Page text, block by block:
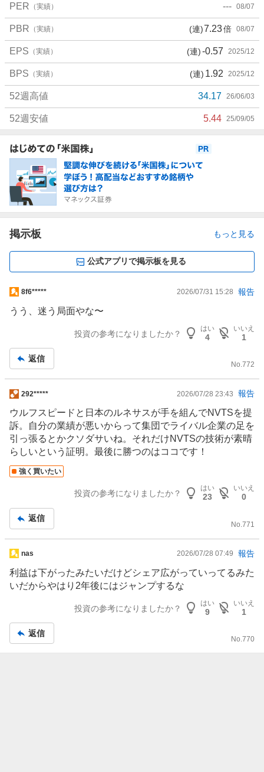
PER （実績） --- 08/07
PBR （実績） (連)7.23倍 08/07
EPS （実績） (連)-0.57 2025/12
BPS （実績） (連) 1.92 2025/12
52週高値 34.17 26/06/03
52週安値 5.44 25/09/05
掲示板 もっと見る
公式アプリで掲示板を見る
掲
示
板
8f6***** 2026/07/31 15:28 報告
うう、迷う局面やな〜
投資の参考になりましたか？
はい
4
いいえ
1
返信
No.772
掲
示
板
記
事
292***** 2026/07/28 23:43 報告
ウルフスピードと日本のルネサスが手を組んでNVTSを提
訴。自分の業績が悪いからって集団でライバル企業の足を
引っ張るとかクソダサいね。それだけNVTSの技術が素晴
らしいという証明。最後に勝つのはココです！
強く買いたい
投資の参考になりましたか？
はい
23
いいえ
0
返信
No. 771
掲
示
板
記
nas 2026/07/28 07:49 報告
利益は下がったみたいだけどシェア広がっていってるみた
いだからやはり2年後にはジャンプするな
投資の参考になりましたか？
はい
9
いいえ
1
返信
No.770